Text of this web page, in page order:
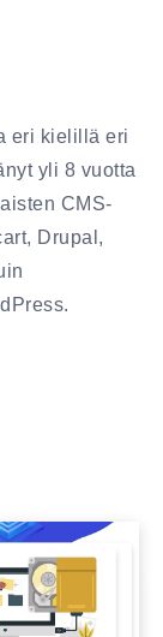
eri kielillä eri
yli 8 vuotta
CMS-
Drupal,